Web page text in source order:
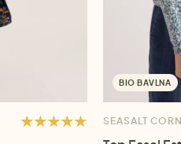
BIO BAVLNA
SEASALT